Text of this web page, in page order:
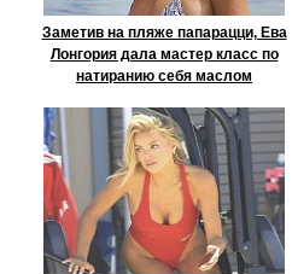
Заметив на пляже папарацци, Ева
Лонгория дала мастер класс по
натиранию себя маслом